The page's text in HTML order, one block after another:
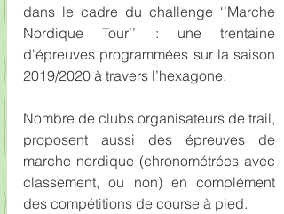
dans le cadre du challenge ‘’Marche
Nordique Tour’’ : une trentaine
d'épreuves programmées sur la saison
2019/2020 à travers l’hexagone.
Nombre de clubs organisateurs de trail,
proposent aussi des épreuves de
marche nordique (chronométrées avec
classement, ou non) en complément
des compétitions de course à pied.